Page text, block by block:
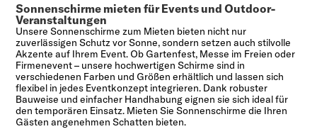
Sonnenschirme mieten für Events und Outdoor-
Veranstaltungen
Unsere Sonnenschirme zum Mieten bieten nicht nur
zuverlässigen Schutz vor Sonne, sondern setzen auch stilvolle
Akzente auf Ihrem Event. Ob Gartenfest, Messe im Freien oder
Firmenevent – unsere hochwertigen Schirme sind in
verschiedenen Farben und Größen erhältlich und lassen sich
flexibel in jedes Eventkonzept integrieren. Dank robuster
Bauweise und einfacher Handhabung eignen sie sich ideal für
den temporären Einsatz. Mieten Sie Sonnenschirme die Ihren
Gästen angenehmen Schatten bieten.